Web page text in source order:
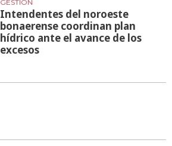
GESTIÓN
Intendentes del noroeste
bonaerense coordinan plan
hídrico ante el avance de los
excesos